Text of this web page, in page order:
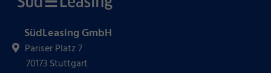
SüdLeasing GmbH
Pariser Platz 7
70173 Stuttgart